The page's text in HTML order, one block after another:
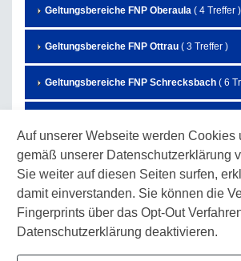
Auf unserer Webseite werden Cookies
gemäß unserer Datenschutzerklärung
Sie weiter auf diesen Seiten surfen,
damit einverstanden. Sie können die
Fingerprints über das Opt-Out
Datenschutzerklärung deaktivieren.
Geltungsbereiche FNP Oberaula ( 4 Treffer )
Geltungsbereiche FNP Ottrau ( 3 Treffer )
Geltungsbereiche FNP Schrecksbach ( 6
Geltungsbereiche FNP Schwarzenborn( 7
Geltungsbereiche FNP Spangenberg( 3
Geltungsbereiche FNP Wabern( 10 Treffer )